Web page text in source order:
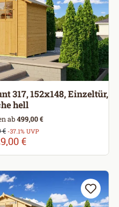
317, 152x148, Einzeltür,
hell
ab499,00 €
€
Preis:
€ -37.1% UVP